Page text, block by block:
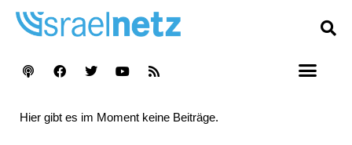
Hier gibt es im Moment keine Beiträge.